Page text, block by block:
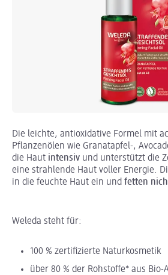
Die leichte, antioxidative Formel mit
Pflanzenölen wie Granatapfel-,
die Haut intensiv und unterstützt die
eine strahlende Haut voller Energie.
in die feuchte Haut ein und fetten
Weleda steht für:
100 % zertifizierte Naturkosmetik
über 80 % der Rohstoffe* aus Bio-